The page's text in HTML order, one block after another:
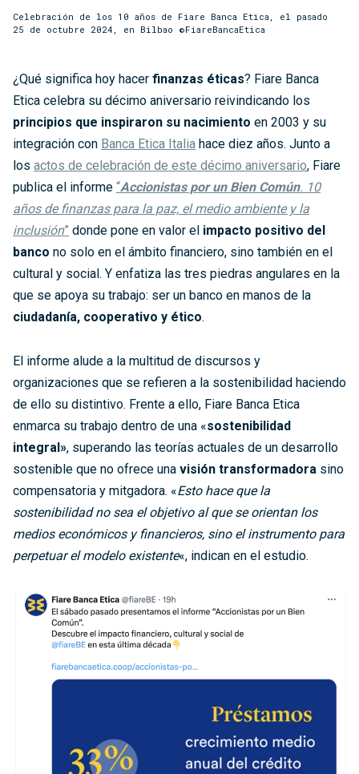
Celebración de los 10 años de Fiare Banca Etica, el pasado
25 de octubre 2024, en Bilbao ©FiareBancaEtica
¿Qué significa hoy hacer finanzas éticas? Fiare Banca
Etica celebra su décimo aniversario reivindicando los
principios que inspiraron su nacimiento en 2003 y su
integración con Banca Etica Italia hace diez años. Junto a
los actos de celebración de este décimo aniversario, Fiare
publica el informe “Accionistas por un Bien Común. 10
años de finanzas para la paz, el medio ambiente y la
inclusión” donde pone en valor el impacto positivo del
banco no solo en el ámbito financiero, sino también en el
cultural y social. Y enfatiza las tres piedras angulares en la
que se apoya su trabajo: ser un banco en manos de la
ciudadanía, cooperativo y ético.
El informe alude a la multitud de discursos y
organizaciones que se refieren a la sostenibilidad haciendo
de ello su distintivo. Frente a ello, Fiare Banca Etica
enmarca su trabajo dentro de una «sostenibilidad
integral», superando las teorías actuales de un desarrollo
sostenible que no ofrece una visión transformadora sino
compensatoria y mitgadora. «Esto hace que la
sostenibilidad no sea el objetivo al que se orientan los
medios económicos y financieros, sino el instrumento para
perpetuar el modelo existente«, indican en el estudio.